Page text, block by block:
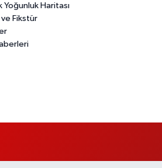
Haritası
ve Fikstür